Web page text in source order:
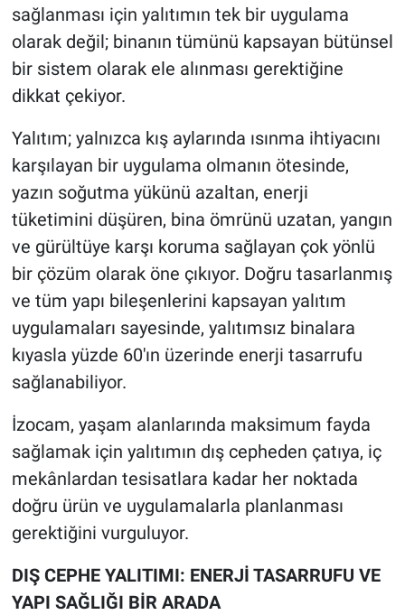
sağlanması için yalıtımın tek bir uygulama
olarak değil; binanın tümünü kapsayan bütünsel
bir sistem olarak ele alınması gerektiğine
dikkat çekiyor.
Yalıtım; yalnızca kış aylarında ısınma ihtiyacını
karşılayan bir uygulama olmanın ötesinde,
yazın soğutma yükünü azaltan, enerji
tüketimini düşüren, bina ömrünü uzatan, yangın
ve gürültüye karşı koruma sağlayan çok yönlü
bir çözüm olarak öne çıkıyor. Doğru tasarlanmış
ve tüm yapı bileşenlerini kapsayan yalıtım
uygulamaları sayesinde, yalıtımsız binalara
kıyasla yüzde 60'ın üzerinde enerji tasarrufu
sağlanabiliyor.
İzocam, yaşam alanlarında maksimum fayda
sağlamak için yalıtımın dış cepheden çatıya, iç
mekânlardan tesisatlara kadar her noktada
doğru ürün ve uygulamalarla planlanması
gerektiğini vurguluyor.
DIŞ CEPHE YALITIMI: ENERJİ TASARRUFU VE
YAPI SAĞLIĞI BİR ARADA